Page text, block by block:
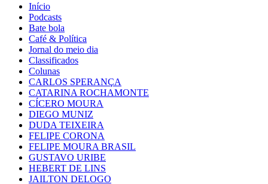
Início
Podcasts
Bate bola
Café & Política
Jornal do meio dia
Classificados
Colunas
CARLOS SPERANÇA
CATARINA ROCHAMONTE
CÍCERO MOURA
DIEGO MUNIZ
DUDA TEIXEIRA
FELIPE CORONA
FELIPE MOURA BRASIL
GUSTAVO URIBE
HEBERT DE LINS
JAILTON DELOGO